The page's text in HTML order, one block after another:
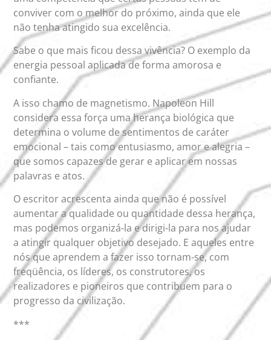
conviver com o melhor do próximo, ainda que ele
não tenha atingido sua excelência.
Sabe o que mais ficou dessa vivência? O exemplo da
energia pessoal aplicada de forma amorosa e
confiante.
A isso chamo de magnetismo. Napoleon Hill
considera essa força uma herança biológica que
determina o volume de sentimentos de caráter
emocional – tais como entusiasmo, amor e alegria –
que somos capazes de gerar e aplicar em nossas
palavras e atos.
O escritor acrescenta ainda que não é possível
aumentar a qualidade ou quantidade dessa herança,
mas podemos organizá-la e dirigi-la para nos ajudar
a atingir qualquer objetivo desejado. E aqueles entre
nós que aprendem a fazer isso tornam-se, com
freqüência, os líderes, os construtores, os
realizadores e pioneiros que contribuem para o
progresso da civilização.
***